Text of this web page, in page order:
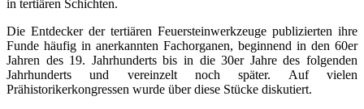
in tertiären Schichten.
Die Entdecker der tertiären Feuersteinwerkzeuge publizierten ihre
Funde häufig in anerkannten Fachorganen, beginnend in den 60er
Jahren des 19. Jahrhunderts bis in die 30er Jahre des folgenden
Jahrhunderts und vereinzelt noch später. Auf vielen
Prähistorikerkongressen wurde über diese Stücke diskutiert.